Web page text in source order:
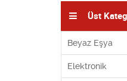
Üst
Beyaz Eşya
Elektronik